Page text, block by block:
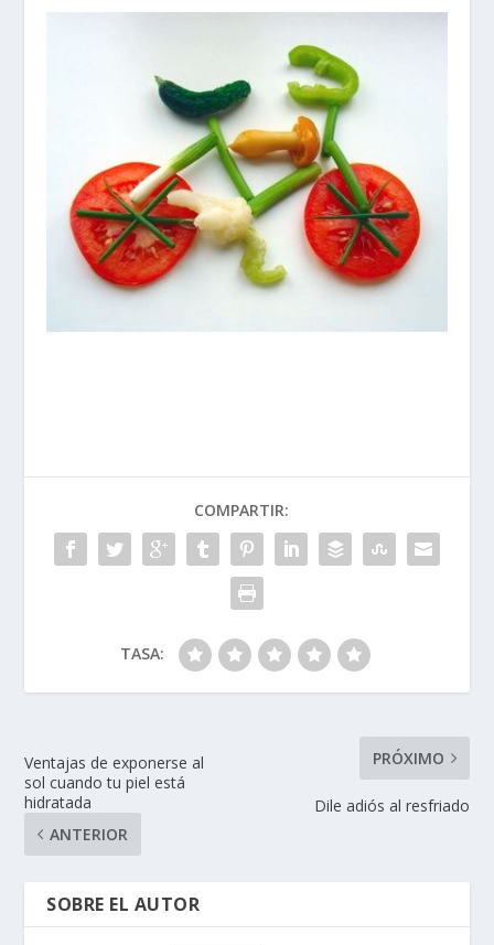
COMPARTIR:
TASA:
Ventajas de exponerse al
sol cuando tu piel está
hidratada
ANTERIOR
PRÓXIMO
Dile adiós al resfriado
SOBRE EL AUTOR